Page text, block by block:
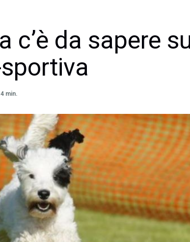
c’è da sapere
min.